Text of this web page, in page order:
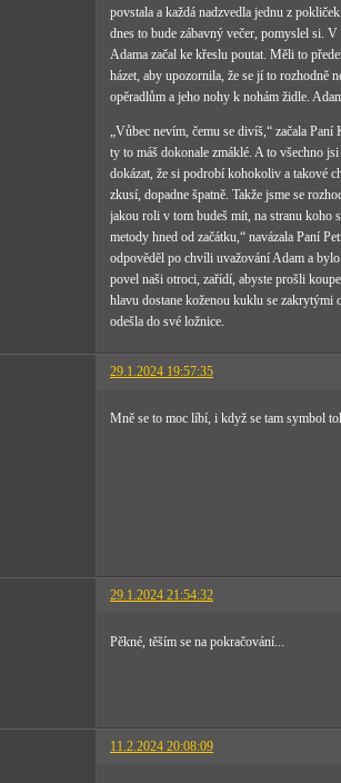
povstala a každá nadzvedla jednu z
dnes to bude zábavný večer, pomyslel si.
Adama začal ke křeslu poutat. Měli to
házet, aby upozornila, že se jí to rozhodně
opěradlům a jeho nohy k nohám židle.
„Vůbec nevím, čemu se divíš,“ začala
ty to máš dokonale zmáklé. A to všechno
dokázat, že si podrobí kohokoliv a takové
zkusí, dopadne špatně. Takže jsme se
jakou roli v tom budeš mít, na stranu koho
metody hned od začátku,“ navázala Paní
odpověděl po chvíli uvažování Adam a
povel naši otroci, zařídí, abyste prošli
hlavu dostane koženou kuklu se zakrytými
odešla do své ložnice.
29.1.2024 19:57:35
Mně se to moc líbí, i když se tam symbol
29.1.2024 21:54:32
Pěkné, těším se na pokračování...
11.2.2024 20:08:09